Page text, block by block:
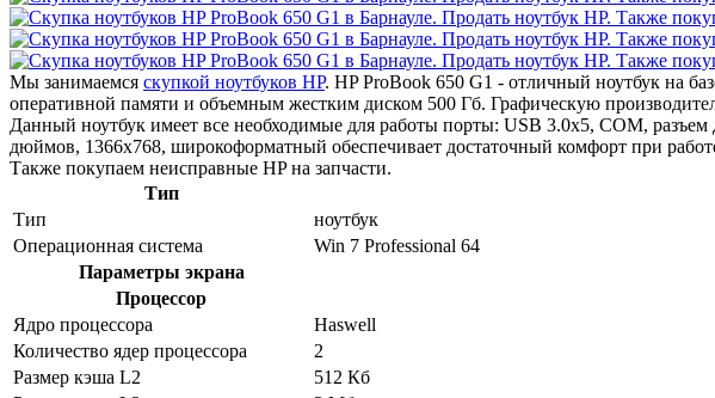
Мы занимаемся скупкой ноутбуков HP. HP ProBook 650 G1 - отличный ноутбук на
оперативной памяти и объемным жестким диском 500 Гб. Графическую
Данный ноутбук имеет все необходимые для работы порты: USB 3.0x5, COM,
дюймов, 1366x768, широкоформатный обеспечивает достаточный комфорт при
Также покупаем неисправные HP на запчасти.
Тип
Тип
ноутбук
Операционная система
Win 7 Professional 64
Параметры экрана
Процессор
Ядро процессора
Haswell
Количество ядер процессора
2
Размер кэша L2
512 Кб